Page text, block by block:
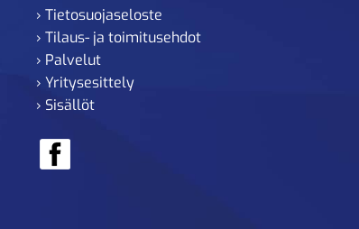
› Tietosuojaseloste
› Tilaus- ja toimitusehdot
› Palvelut
› Yritysesittely
› Sisällöt